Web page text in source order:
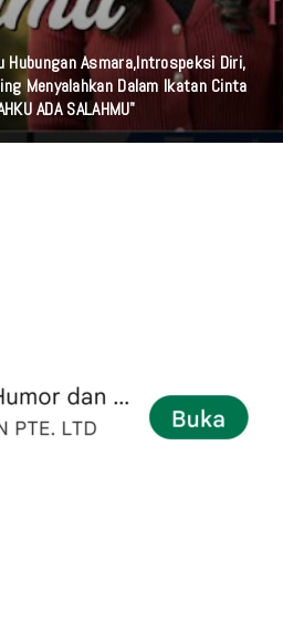
Hubungan Asmara,Introspeksi Diri,
Menyalahkan Dalam Ikatan Cinta
ADA SALAHMU"